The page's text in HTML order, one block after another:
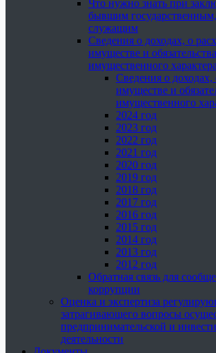
Что нужно знать при
бывшим
служащим
Сведения о доходах, о
имуществе и
имущественного характера
Сведения о доходах,
имуществе и
имущественного
2024 год
2023 год
2022 год
2021 год
2020 год
2019 год
2018 год
2017 год
2016 год
2015 год
2014 год
2013 год
2012 год
Обратная связь для
коррупции
Оценка и экспертиза
затрагивающего вопросы
предпринимательской и
деятельности